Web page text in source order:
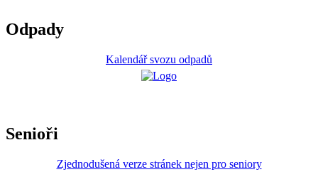
Odpady
Kalendář svozu odpadů
Senioři
Zjednodušená verze stránek nejen pro seniory